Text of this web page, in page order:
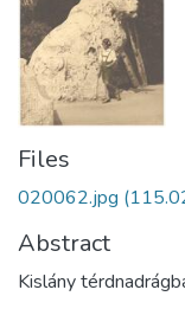
Files
020062.jpg
Abstract
Kislány